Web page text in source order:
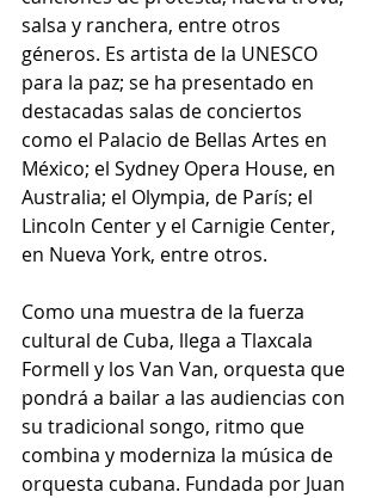
salsa y ranchera, entre otros
géneros. Es artista de la UNESCO
para la paz; se ha presentado en
destacadas salas de conciertos
como el Palacio de Bellas Artes en
México; el Sydney Opera House, en
Australia; el Olympia, de París; el
Lincoln Center y el Carnigie Center,
en Nueva York, entre otros.
Como una muestra de la fuerza
cultural de Cuba, llega a Tlaxcala
Formell y los Van Van, orquesta que
pondrá a bailar a las audiencias con
su tradicional songo, ritmo que
combina y moderniza la música de
orquesta cubana. Fundada por Juan